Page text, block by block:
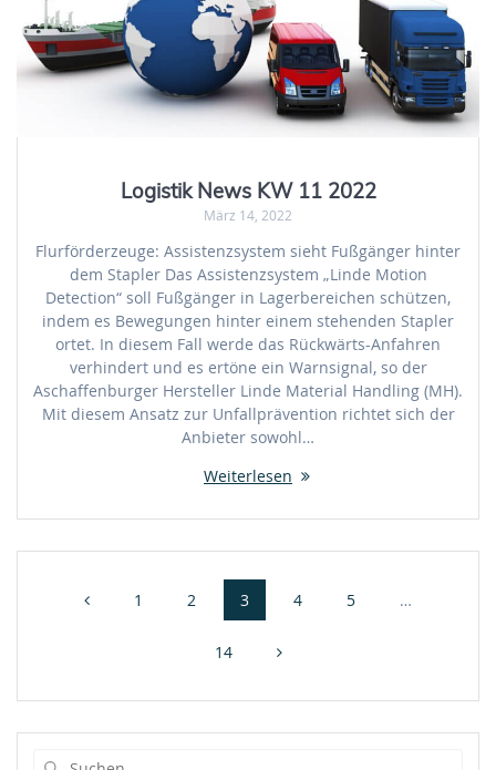
Logistik News KW 11 2022
März 14, 2022
Flurförderzeuge: Assistenzsystem sieht Fußgänger hinter
dem Stapler Das Assistenzsystem „Linde Motion
Detection“ soll Fußgänger in Lagerbereichen schützen,
indem es Bewegungen hinter einem stehenden Stapler
ortet. In diesem Fall werde das Rückwärts-Anfahren
verhindert und es ertöne ein Warnsignal, so der
Aschaffenburger Hersteller Linde Material Handling (MH).
Mit diesem Ansatz zur Unfallprävention richtet sich der
Anbieter sowohl…
Weiterlesen
Beitragsnavigation
Seite
1 Seite
2 Seite
3 Seite
4 Seite
5 …
Seite
14